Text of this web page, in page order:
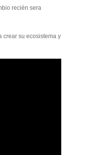
recién sera
crear su ecosistema y